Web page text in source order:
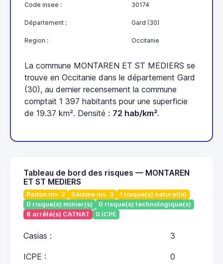
Code insee : 30174
Département : Gard (30)
Region : Occitanie
La commune MONTAREN ET ST MEDIERS se
trouve en Occitanie dans le département Gard
(30), au dernier recensement la commune
comptait 1 397 habitants pour une superficie
de 19.37 km². Densité : 72 hab/km².
Tableau de bord des risques — MONTAREN
ET ST MEDIERS
Radon niv. 2 Séisme niv. 3
1 risque(s) naturel(s)
0 risque(s) minier(s)
0 risque(s) technologique(s)
8 arrêté(s) CATNAT
0 ICPE
Casias : 3
ICPE : 0